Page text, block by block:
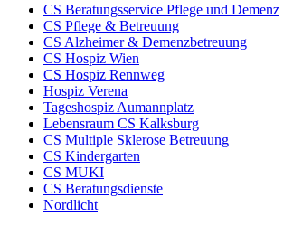
CS Beratungsservice Pflege und Demenz
CS Pflege & Betreuung
CS Alzheimer & Demenzbetreuung
CS Hospiz Wien
CS Hospiz Rennweg
Hospiz Verena
Tageshospiz Aumannplatz
Lebensraum CS Kalksburg
CS Multiple Sklerose Betreuung
CS Kindergarten
CS MUKI
CS Beratungsdienste
Nordlicht